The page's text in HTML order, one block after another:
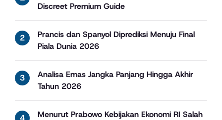
Discreet Premium Guide
Prancis dan Spanyol Diprediksi Menuju Final
Piala Dunia 2026
Analisa Emas Jangka Panjang Hingga Akhir
Tahun 2026
Menurut Prabowo Kebijakan Ekonomi RI Salah